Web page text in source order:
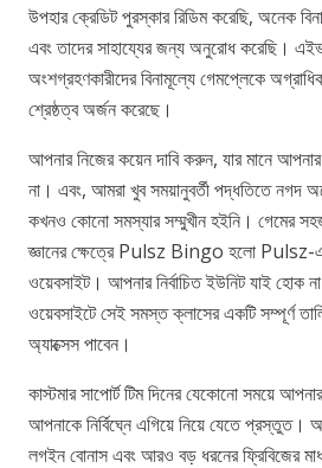
উপহার ক্রেডিট পুরস্কার রিডিম করেছি, অনেক
এবং তাদের সাহায্যের জন্য অনুরোধ করেছি।
অংশগ্রহণকারীদের বিনামূল্যে গেমপ্লেকে
শ্রেষ্ঠত্ব অর্জন করেছে।
আপনার নিজের কয়েন দাবি করুন, যার মানে
না। এবং, আমরা খুব সময়ানুবর্তী পদ্ধতিতে নগদ
কখনও কোনো সমস্যার সম্মুখীন হইনি। গেমের
জ্ঞানের ক্ষেত্রে Pulsz Bingo হলো Pulsz-
ওয়েবসাইট। আপনার নির্বাচিত ইউনিট যাই
ওয়েবসাইটে সেই সমস্ত ক্লাসের একটি সম্পূর্ণ
অ্যাক্সেস পাবেন।
কাস্টমার সাপোর্ট টিম দিনের যেকোনো সময়ে
আপনাকে নির্বিঘ্নে এগিয়ে নিয়ে যেতে প্রস্তুত।
লগইন বোনাস এবং আরও বড় ধরনের ফ্রিবিজের